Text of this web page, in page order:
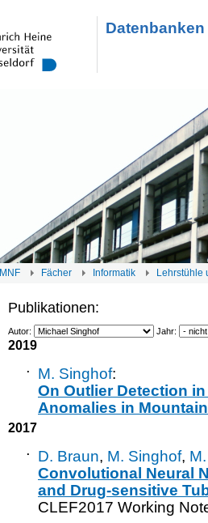
MNF Fächer Informatik Lehrstühle
Publikationen:
Autor: Jahr:
2019
· M. Singhof:
On Outlier Detection
Anomalies in
2017
· D. Braun, M. Singhof,
Convolutional Neural
and Drug-sensitive
CLEF2017 Working